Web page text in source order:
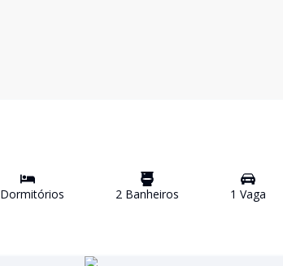
Dormitórios 2 Banheiros 1 Vaga